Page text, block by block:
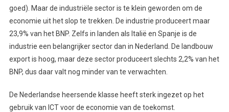
goed). Maar de industriële sector is te klein geworden om de
economie uit het slop te trekken. De industrie produceert maar
23,9% van het BNP. Zelfs in landen als Italië en Spanje is de
industrie een belangrijker sector dan in Nederland. De landbouw
export is hoog, maar deze sector produceert slechts 2,2% van het
BNP, dus daar valt nog minder van te verwachten.
De Nederlandse heersende klasse heeft sterk ingezet op het
gebruik van ICT voor de economie van de toekomst.